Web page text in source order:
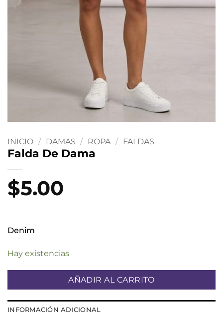
INICIO / DAMAS / ROPA / FALDAS
Falda De Dama
$5.00
Denim
Hay existencias
AÑADIR AL CARRITO
INFORMACIÓN ADICIONAL